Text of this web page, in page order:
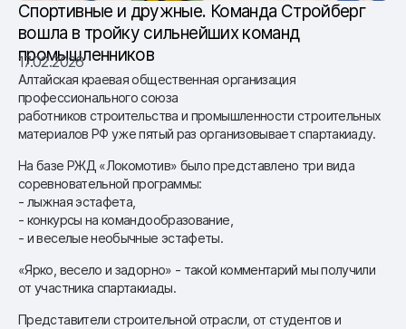
17.02.2026
Спортивные и дружные. Команда Стройберг
вошла в тройку сильнейших команд
промышленников
Алтайская краевая общественная организация
профессионального союза
работников строительства и промышленности строительных
материалов РФ уже пятый раз организовывает спартакиаду.
На базе РЖД «Локомотив» было представлено три вида
соревновательной программы:
- лыжная эстафета,
- конкурсы на командообразование,
- и веселые необычные эстафеты.
«Ярко, весело и задорно» - такой комментарий мы получили
от участника спартакиады.
Представители строительной отрасли, от студентов и